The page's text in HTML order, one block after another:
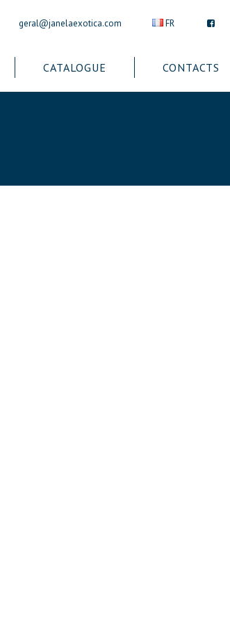
geral@janelaexotica.com FR
CATALOGUE CONTACTS